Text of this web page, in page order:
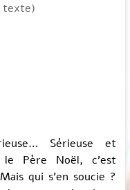
texte)
Sérieuse et
Père Noël, c’est
qui s’en soucie ?